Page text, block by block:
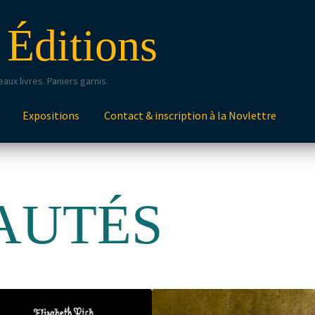
livres. Paniers garnis.
Expositions Contact & inscription à la Novlettre